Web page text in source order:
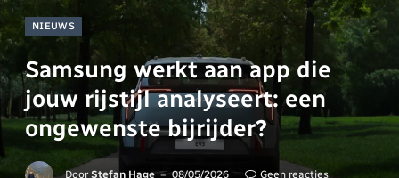
NIEUWS
Samsung werkt aan app die
jouw rijstijl analyseert: een
ongewenste bijrijder?
Door Stefan Hage 08/05/2026
Geen reacties